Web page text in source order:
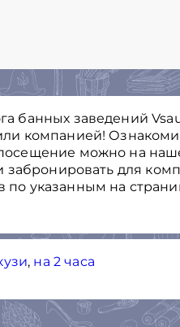
банных заведений
компанией!
можно на
забронировать для
указанным на
, на 2 часа